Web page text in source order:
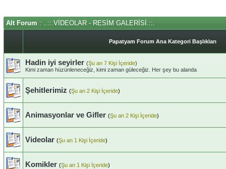
Alt Forum : ..::.VİDEOLAR - RESİM GALERİSİ.::.
Papatyam Forum Ana Kategori Başlıkları
Hadin iyi seyirler (Şu an 7 Kişi İçeride)
Kimi zaman hüzünleneceğiz, kimi zaman güleceğiz. Her şey bu alanda
Şehitlerimiz (Şu an 2 Kişi İçeride)
Animasyonlar ve Gifler (Şu an 2 Kişi İçeride)
Videolar (Şu an 1 Kişi İçeride)
Komikler (Şu an 1 Kişi İçeride)